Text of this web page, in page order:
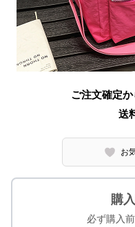
ご注文確定
送
お
購
必ず購入